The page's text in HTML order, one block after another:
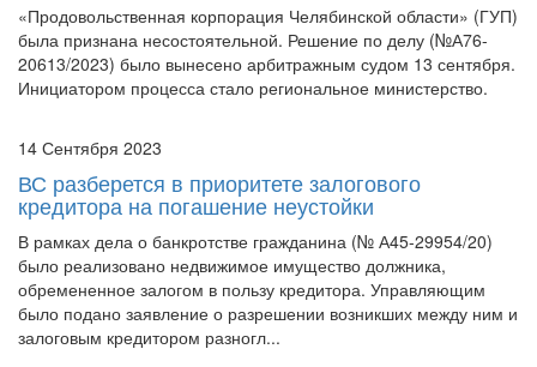
20613/2023) было вынесено арбитражным судом 13 сентября.
Инициатором процесса стало региональное министерство.
14 Сентября 2023
кредитора на погашение неустойки
В рамках дела о банкротстве гражданина (№ А45-29954/20)
было реализовано недвижимое имущество должника,
обремененное залогом в пользу кредитора. Управляющим
было подано заявление о разрешении возникших между ним и
залоговым кредитором разногл...